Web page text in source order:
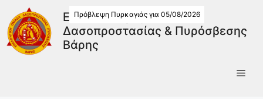
Εθελοντική Ομάδα
Δασοπροστασίας & Πυρόσβεσης
Βάρης
Πρόβλεψη Πυρκαγιάς για 05/08/2026